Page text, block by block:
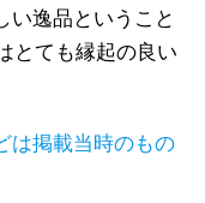
い逸品ということ
とても縁起の良い
は掲載当時のもの